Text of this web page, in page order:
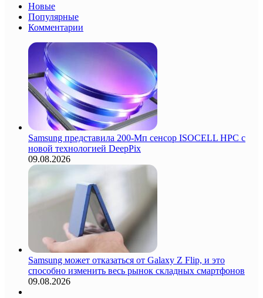
Новые
Популярные
Комментарии
Samsung представила 200-Мп сенсор ISOCELL HPC с
новой технологией DeepPix
09.08.2026
Samsung может отказаться от Galaxy Z Flip, и это
способно изменить весь рынок складных смартфонов
09.08.2026